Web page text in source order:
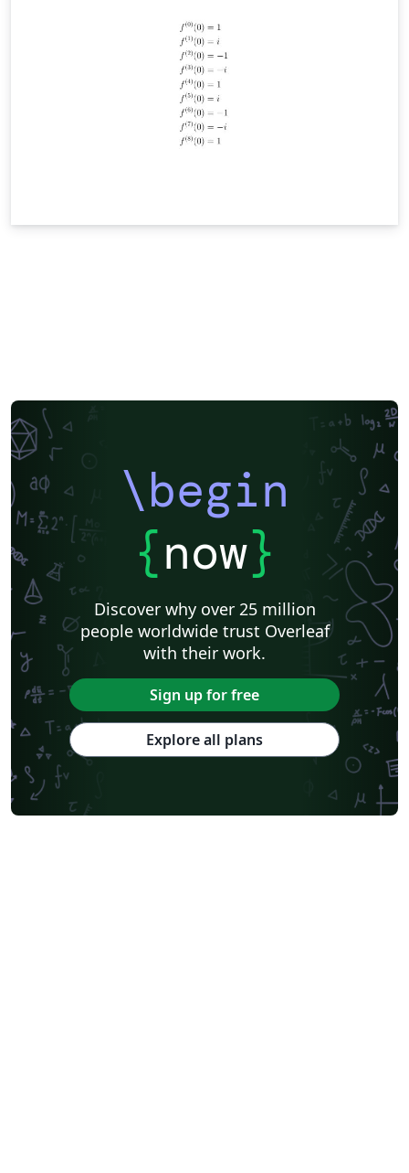
\begin
{now}
Discover why over 25 million
people worldwide trust Overleaf
with their work.
Sign up for free
Explore all plans